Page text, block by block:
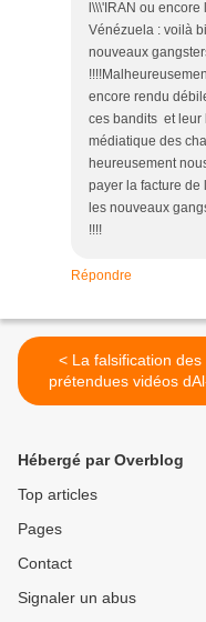
l\\\'IRAN ou
Vénézuela : voilà
nouveaux
encore rendu
ces bandits et leur
médiatique des
heureusement
payer la facture de
les nouveaux
!!!!
Répondre
< La falsification des
prétendues vidéos
Qaida a été prouvée
Hébergé par Overblog
Top articles
Pages
Contact
Signaler un abus